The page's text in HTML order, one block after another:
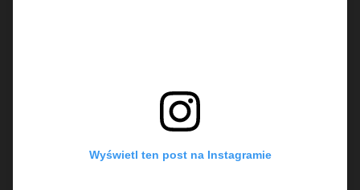
Wyświetl ten post na Instagramie